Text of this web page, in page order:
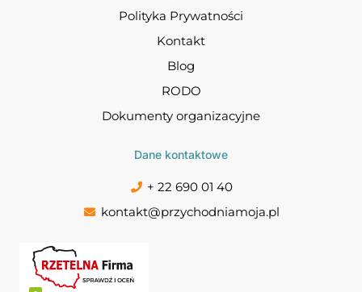
Polityka Prywatności
Kontakt
Blog
RODO
Dokumenty organizacyjne
Dane kontaktowe
+ 22 690 01 40
kontakt@przychodniamoja.pl